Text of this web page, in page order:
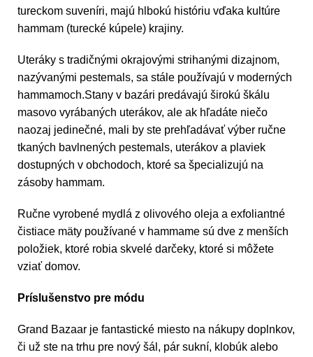
tureckom suveníri, majú hlbokú históriu vďaka kultúre
hammam (turecké kúpele) krajiny.
Uteráky s tradičnými okrajovými strihanými dizajnom,
nazývanými pestemals, sa stále používajú v moderných
hammamoch.Stany v bazári predávajú širokú škálu
masovo vyrábaných uterákov, ale ak hľadáte niečo
naozaj jedinečné, mali by ste prehľadávať výber ručne
tkaných bavlnených pestemals, uterákov a plaviek
dostupných v obchodoch, ktoré sa špecializujú na
zásoby hammam.
Ručne vyrobené mydlá z olivového oleja a exfoliantné
čistiace mäty používané v hammame sú dve z menších
položiek, ktoré robia skvelé darčeky, ktoré si môžete
vziať domov.
Príslušenstvo pre módu
Grand Bazaar je fantastické miesto na nákupy doplnkov,
či už ste na trhu pre nový šál, pár sukní, klobúk alebo